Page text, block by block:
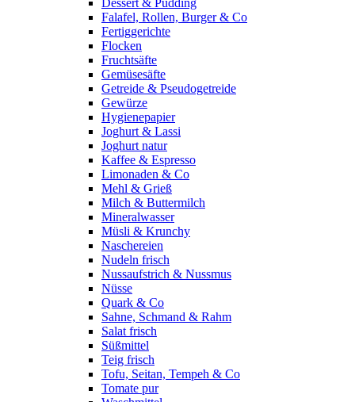
Dessert & Pudding
Falafel, Rollen, Burger & Co
Fertiggerichte
Flocken
Fruchtsäfte
Gemüsesäfte
Getreide & Pseudogetreide
Gewürze
Hygienepapier
Joghurt & Lassi
Joghurt natur
Kaffee & Espresso
Limonaden & Co
Mehl & Grieß
Milch & Buttermilch
Mineralwasser
Müsli & Krunchy
Naschereien
Nudeln frisch
Nussaufstrich & Nussmus
Nüsse
Quark & Co
Sahne, Schmand & Rahm
Salat frisch
Süßmittel
Teig frisch
Tofu, Seitan, Tempeh & Co
Tomate pur